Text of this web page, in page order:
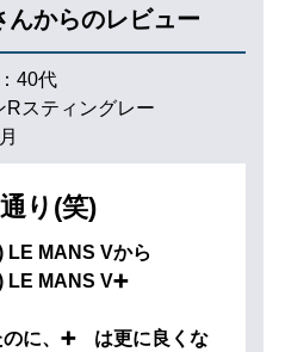
んからのレビュー
40代
スティングレー
り(笑)
LE MANS Vから
LE MANS V➕
のに、➕ は更に良くな